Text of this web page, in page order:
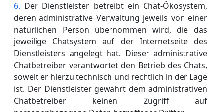
Der Dienstleister betreibt ein Chat-Ökosystem,
deren administrative Verwaltung jeweils von einer
natürlichen Person übernommen wird, die das
jeweilige Chatsystem auf der Internetseite des
Dienstleisters angelegt hat. Dieser administrative
Chatbetreiber verantwortet den Betrieb des Chats,
soweit er hierzu technisch und rechtlich in der Lage
ist. Der Dienstleister gewährt dem administrativen
Chatbetreiber keinen Zugriff auf